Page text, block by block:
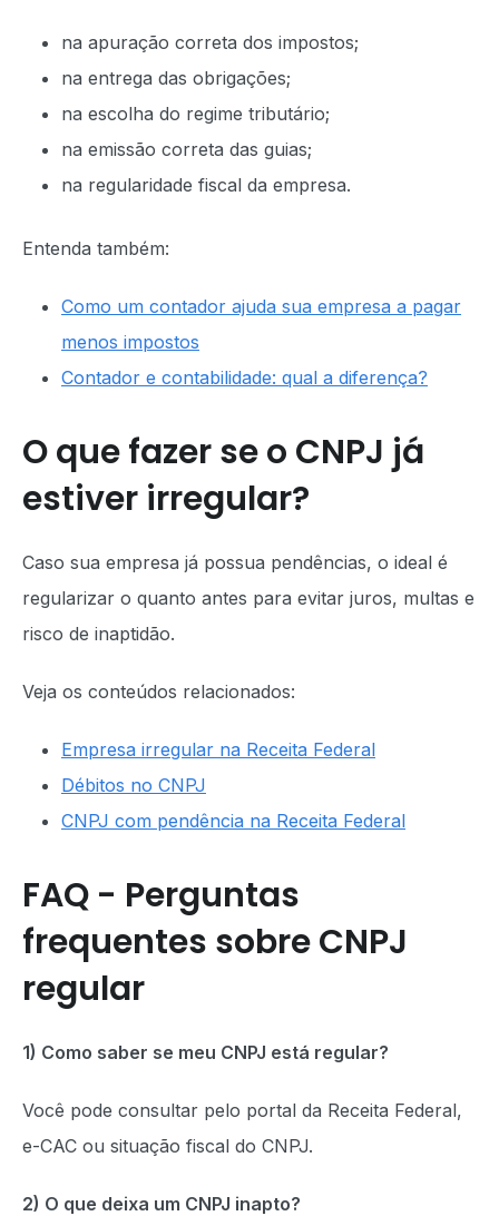
na apuração correta dos impostos;
na entrega das obrigações;
na escolha do regime tributário;
na emissão correta das guias;
na regularidade fiscal da empresa.
Entenda também:
Como um contador ajuda sua empresa a pagar
menos impostos
Contador e contabilidade: qual a diferença?
O que fazer se o CNPJ já
estiver irregular?
Caso sua empresa já possua pendências, o ideal é
regularizar o quanto antes para evitar juros, multas e
risco de inaptidão.
Veja os conteúdos relacionados:
Empresa irregular na Receita Federal
Débitos no CNPJ
CNPJ com pendência na Receita Federal
FAQ - Perguntas
frequentes sobre CNPJ
regular
1) Como saber se meu CNPJ está regular?
Você pode consultar pelo portal da Receita Federal,
e-CAC ou situação fiscal do CNPJ.
2) O que deixa um CNPJ inapto?